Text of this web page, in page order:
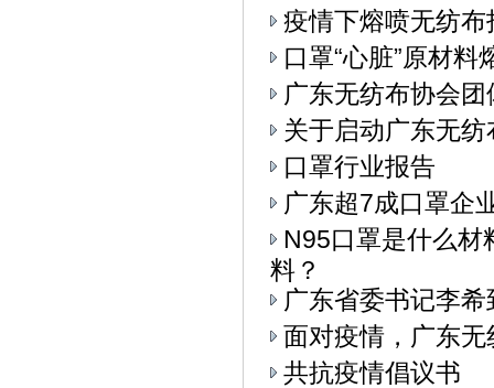
疫情下熔喷无纺
口罩“心脏”原材料
广东无纺布协会
关于启动广东无
口罩行业报告
广东超7成口罩企
N95口罩是什么材
料？
广东省委书记李
面对疫情，广东
共抗疫情倡议书